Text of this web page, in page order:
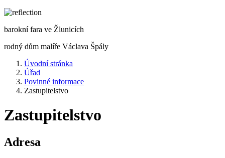
barokní fara ve Žlunicích
rodný dům malíře Václava Špály
Úvodní stránka
Úřad
Povinné informace
Zastupitelstvo
Zastupitelstvo
Adresa